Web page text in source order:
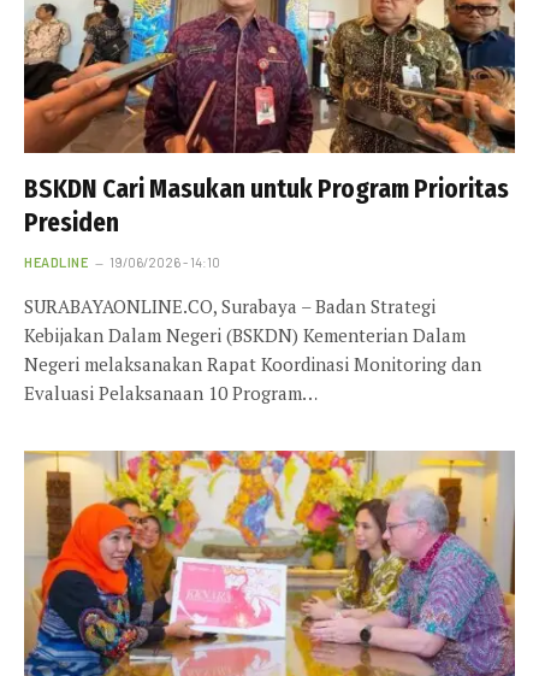
BSKDN Cari Masukan untuk Program Prioritas
Presiden
HEADLINE 19/06/2026 - 14:10
SURABAYAONLINE.CO, Surabaya – Badan Strategi
Kebijakan Dalam Negeri (BSKDN) Kementerian Dalam
Negeri melaksanakan Rapat Koordinasi Monitoring dan
Evaluasi Pelaksanaan 10 Program…